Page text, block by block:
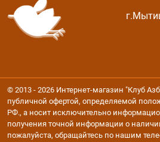
© 2013 - 2026 Интернет-магазин "Клуб
публичной офертой, определяемой
РФ., а носит исключительно
получения точной информации о
пожалуйста, обращайтесь по нашим